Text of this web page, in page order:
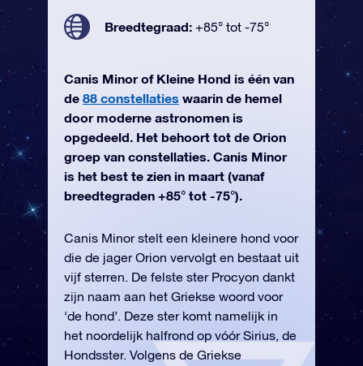
Breedtegraad: +85° tot -75°
Canis Minor of Kleine Hond is één van
de 88 constellaties waarin de hemel
door moderne astronomen is
opgedeeld. Het behoort tot de Orion
groep van constellaties. Canis Minor
is het best te zien in maart (vanaf
breedtegraden +85° tot -75°).
Canis Minor stelt een kleinere hond voor
die de jager Orion vervolgt en bestaat uit
vijf sterren. De felste ster Procyon dankt
zijn naam aan het Griekse woord voor
‘de hond’. Deze ster komt namelijk in
het noordelijk halfrond op vóór Sirius, de
Hondsster. Volgens de Griekse